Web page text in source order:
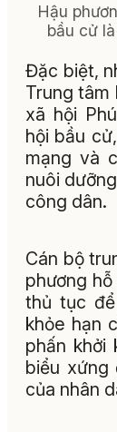
Hậu
bầu cử
Đặc biệt,
Trung tâm
xã hội
hội bầu
mạng và
nuôi
công dân.
Cán bộ
phương
thủ tục
khỏe hạn
phấn khởi
biểu xứng
của nhân